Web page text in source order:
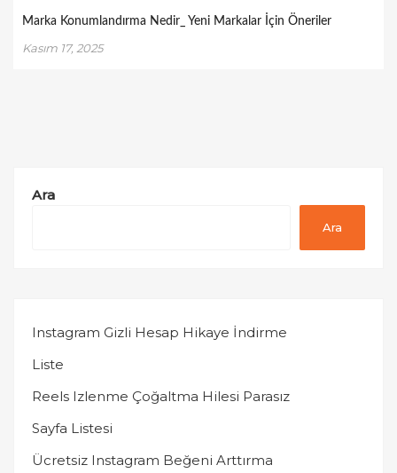
Marka Konumlandırma Nedir_ Yeni Markalar İçin Öneriler
Kasım 17, 2025
Ara
Ara
Instagram Gizli Hesap Hikaye İndirme
Liste
Reels Izlenme Çoğaltma Hilesi Parasız
Sayfa Listesi
Ücretsiz Instagram Beğeni Arttırma